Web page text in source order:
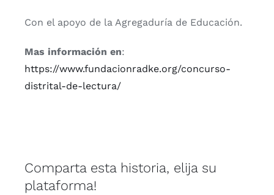
Con el apoyo de la Agregaduría de Educación.
Mas información en:
https://www.fundacionradke.org/concurso-
distrital-de-lectura/
Comparta esta historia, elija su
plataforma!